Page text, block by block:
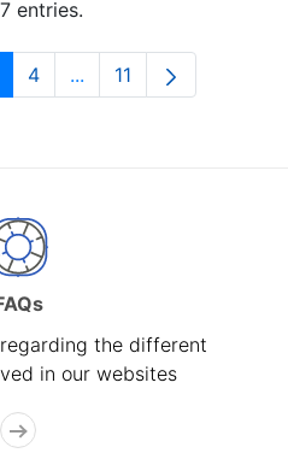
entries.
Page
4 ...Intermediate Pages
Page
11
the different
in our websites